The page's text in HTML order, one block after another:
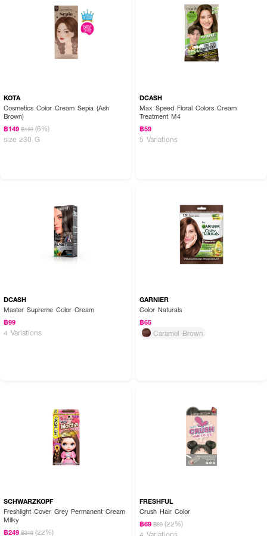
KOTA
Cosmetics Color Cream Sepia (Ash
Brown)
฿149 ฿159 (6%)
size 230 G
DCASH
Max Speed Floral Colors Cream
Treatment M4
฿59
5 Variations
DCASH
Master Supreme Color Cream
฿99
4 Variations
GARNIER
Color Naturals
฿65
Caramel Brown
SCHWARZKOPF
Freshlight Cover Grey Permanent Cream
Milky
฿249 ฿319 (22%)
FRESHFUL
Crush Hair Color
฿69 ฿89 (22%)
4 Variations